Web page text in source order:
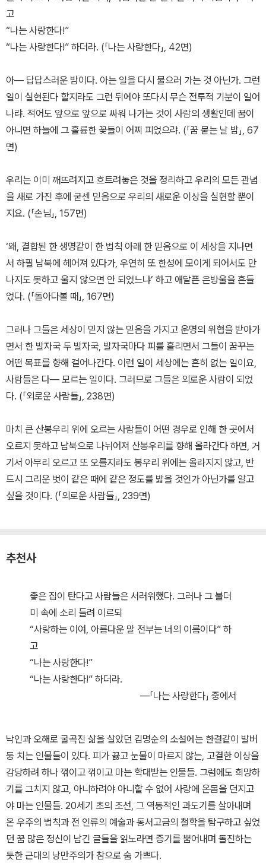
고
“나는 사랑한다!”
“나는 사랑한다!” 하더라. (「나는 사랑한다」, 42면)
아― 답답스러운 밤이다. 아는 일을 다시 물으러 가는 것 아닌가. 그런
일이 실현된다 할지라도 그런 뒤에야 또다시 무슨 전투적 기분이 일어
나랴. 적어도 앞으로 앞으로 싸워 나가는 것이 사람의 생활인데 꿈이
아니면 하늘에 그 훌륭한 꽃들이 어찌 피었으랴. (「꿈 묻는 날 밤」, 67
면)
우리는 이미 깨뜨려지고 흐트려놓은 것을 정리하고 우리의 모든 관념
을 새로 가진 후에 굳센 믿음으로 우리의 새로운 이상을 실현할 뿐이
지요. (「손님」, 157면)
‘왜, 결합된 한 생명같이 한 법칙 아래 한 믿음으로 이 세상을 지나면
서 하필 남북에 헤어져 있다가, 우연히 또 한성에 모이게 되어서도 만
나지도 못하고 울지 않으면 안 되었느냐’ 하고 애달픈 은방울을 흔들
었다. (「돌아다볼 때」, 167면)
그러나 그들은 세상이 믿지 않는 믿음을 가지고 운명의 위협을 받아가
면서 한 발자국 두 발자국, 발자국마다 피를 흘리면서 그들이 꿈꾸는
어떤 목표를 향해 걸어나간다. 이런 일이 세상에는 흔히 없는 일이요,
사람들은 다― 모르는 일이다. 그러므로 그들은 외로운 사람이 되었
다. (「외로운 사람들」, 238면)
마치 큰 산봉우리 위에 오르는 사람들이 어떤 경우로 인해 한 곳에서
오르지 못하고 남북으로 나뉘어져 산봉우리를 향해 올라간다 하면, 거
기서 아무리 오르고 또 오를지라도 봉우리 위에는 올라지지 않고, 반
드시 그리운 벗이 같은 때에 같은 정도를 밟을 것인가 아닌가를 알고
싶을 것이다. (「외로운 사람들」, 239면)
추천사
좋은 집이 탄다고 사람들은 서러워했다. 그러나 그 불더
미 속에 소리 들려 이르되
“사랑하는 이여, 아름다운 말 전부는 너의 이름이다” 하
고
“나는 사랑한다!”
“나는 사랑한다!” 하더라.
―「나는 사랑한다」 중에서
낙인과 오해로 굴곡진 삶을 살았던 김명순의 소설에는 한결같이 발버
둥 치는 인물들이 있다. 피가 끓고 눈물이 마르지 않는, 고결한 이상을
감당하려 하나 꺾이고 꺾이고 마는 학대받는 인물들. 그럼에도 희망하
기를 그치지 않고, 아니하려야 아니할 수 없어 사랑에 온몸을 던지고
야 마는 인물들. 20세기 초의 조선, 그 역동적인 과도기를 살아내며
온 우주의 법칙과 전 인류의 예술과 동서고금의 철학을 탐구하고 싶었
던 꿈 많은 정신이 남긴 글들을 읽노라면 증기를 뿜어내며 돌진하는
듯한 근대의 낭만주의가 참으로 숨 가쁘다.